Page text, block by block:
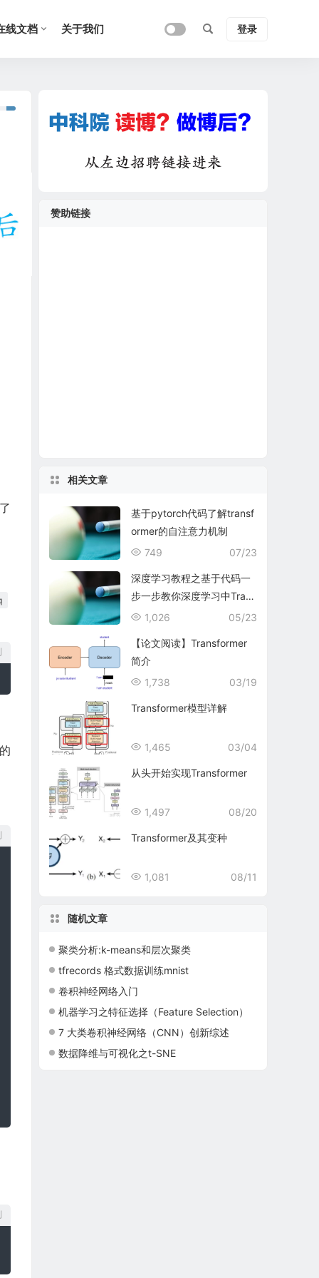
线文档 关于我们 登录
赞助链接
相关文章
基于pytorch代码了解transf
ormer的自注意力机制
07/23
749
深度学习教程之基于代码一
步一步教你深度学习中Trans
former的原理
05/23
1,026
【论文阅读】Transformer
简介
03/19
1,738
Transformer模型详解
03/04
1,465
从头开始实现Transformer
08/20
1,497
Transformer及其变种
08/11
1,081
随机文章
聚类分析:k-means和层次聚类
tfrecords 格式数据训练mnist
卷积神经网络入门
机器学习之特征选择（Feature Selection）
7 大类卷积神经网络（CNN）创新综述
数据降维与可视化之t-SNE